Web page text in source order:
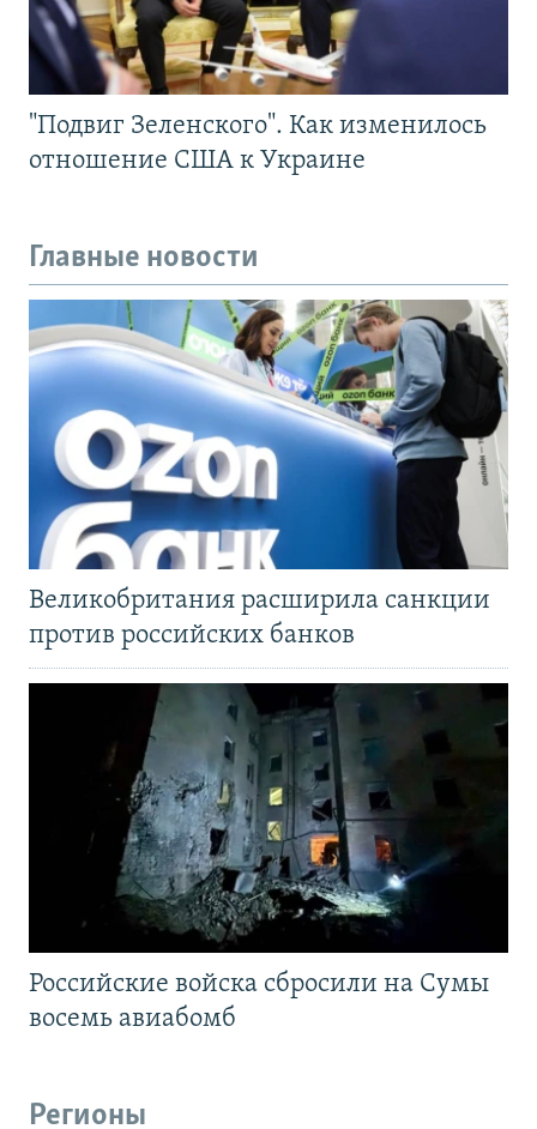
"Подвиг Зеленского". Как изменилось
отношение США к Украине
Главные новости
Великобритания расширила санкции
против российских банков
Российские войска сбросили на Сумы
восемь авиабомб
Регионы